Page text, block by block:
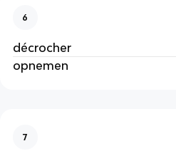
6
décrocher
opnemen
7